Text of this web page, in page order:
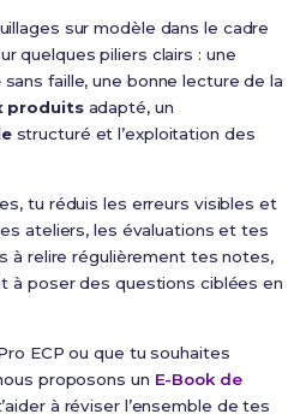
sur modèle dans le cadre
quelques piliers clairs : une
sans faille, une bonne lecture de la
produitsadapté, un
structuré et l’exploitation des
tu réduis les erreurs visibles et
ateliers, les évaluations et tes
à relire régulièrement tes notes,
à poser des questions ciblées en
ECP ou que tu souhaites
proposons un E-Book de
à réviser l’ensemble de tes